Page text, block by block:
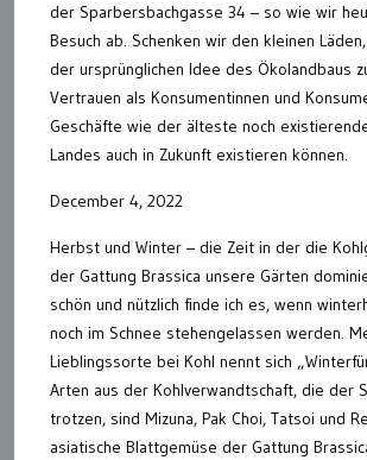
der Sparbersbachgasse 34 – so wie wir
Besuch ab. Schenken wir den kleinen
der ursprünglichen Idee des Ökolandbaus
Vertrauen als Konsumentinnen und
Geschäfte wie der älteste noch
Landes auch in Zukunft existieren können.
December 4, 2022
Herbst und Winter – die Zeit in der die
der Gattung Brassica unsere Gärten
schön und nützlich finde ich es, wenn
noch im Schnee stehengelassen werden.
Lieblingssorte bei Kohl nennt sich
Arten aus der Kohlverwandtschaft, die der
trotzen, sind Mizuna, Pak Choi, Tatsoi und
asiatische Blattgemüse der Gattung